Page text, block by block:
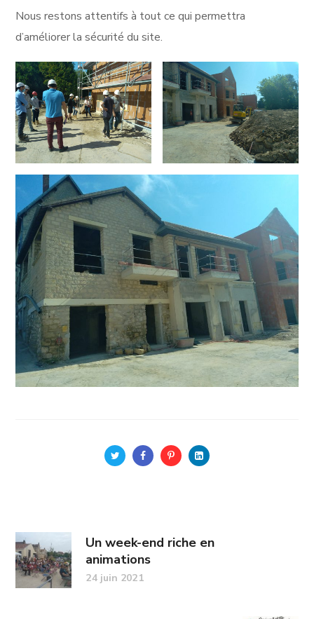
Nous restons attentifs à tout ce qui permettra
d’améliorer la sécurité du site.
Un week-end riche en
animations
24 juin 2021